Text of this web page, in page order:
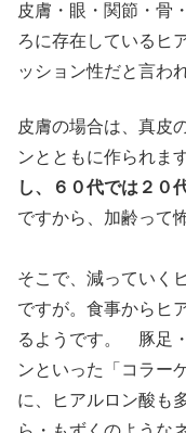
皮膚・眼・関節・骨
ろに存在しているヒ
ッション性だと言わ
皮膚の場合は、真皮
ンとともに作られま
し、６０代では２０
ですから、加齢って
そこで、減っていく
ですが。食事からヒ
るようです。 豚足
ンといった「コラー
に、ヒアルロン酸も